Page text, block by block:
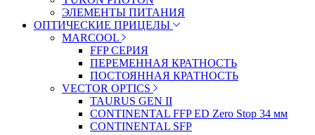
ЭЛЕМЕНТЫ ПИТАНИЯ
ОПТИЧЕСКИЕ ПРИЦЕЛЫ
MARCOOL
FFP СЕРИЯ
ПЕРЕМЕННАЯ КРАТНОСТЬ
ПОСТОЯННАЯ КРАТНОСТЬ
VECTOR OPTICS
TAURUS GEN II
CONTINENTAL FFP ED Zero Stop 34 мм
CONTINENTAL SFP